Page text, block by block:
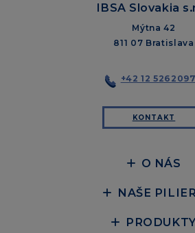
IBSA Slovakia
Mýtna 42
811 07 Bratislava
+42 12
KONTAKT
O NÁS
NAŠE
PRODUKTY